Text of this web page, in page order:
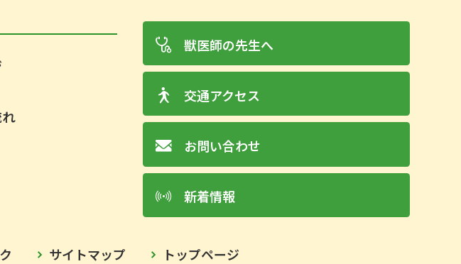
獣医師の先生へ
交通アクセス
お問い合わせ
新着情報
サイトマップ トップページ